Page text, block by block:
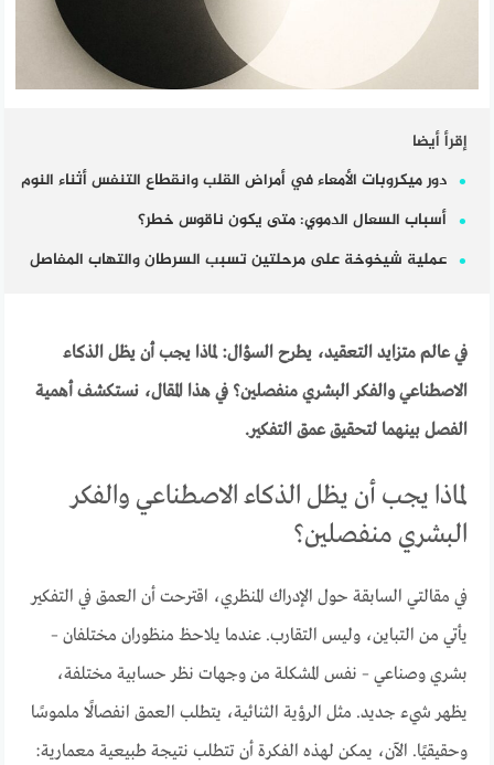
إقرأ أيضا
دور ميكروبات الأمعاء في أمراض القلب وانقطاع التنفس أثناء النوم
أسباب السعال الدموي: متى يكون ناقوس خطر؟
عملية شيخوخة على مرحلتين تسبب السرطان والتهاب المفاصل
في عالم متزايد التعقيد، يطرح السؤال: لماذا يجب أن يظل الذكاء
الاصطناعي والفكر البشري منفصلين؟ في هذا المقال، نستكشف أهمية
الفصل بينهما لتحقيق عمق التفكير.
لماذا يجب أن يظل الذكاء الاصطناعي والفكر
البشري منفصلين؟
في مقالتي السابقة حول الإدراك المنظري، اقترحت أن العمق في التفكير
يأتي من التباين، وليس التقارب. عندما يلاحظ منظوران مختلفان –
بشري وصناعي – نفس المشكلة من وجهات نظر حسابية مختلفة،
يظهر شيء جديد. مثل الرؤية الثنائية، يتطلب العمق انفصالًا ملموسًا
وحقيقيًا. الآن، يمكن لهذه الفكرة أن تتطلب نتيجة طبيعية معمارية: